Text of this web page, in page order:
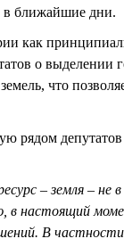
в ближайшие дни.
как
о выделении
что
рядом
– земля – не в
в настоящий
В частности,